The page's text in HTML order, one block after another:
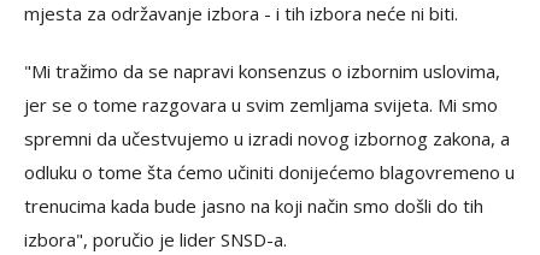
mjesta za održavanje izbora - i tih izbora neće ni biti.
"Mi tražimo da se napravi konsenzus o izbornim uslovima,
jer se o tome razgovara u svim zemljama svijeta. Mi smo
spremni da učestvujemo u izradi novog izbornog zakona, a
odluku o tome šta ćemo učiniti donijećemo blagovremeno u
trenucima kada bude jasno na koji način smo došli do tih
izbora", poručio je lider SNSD-a.